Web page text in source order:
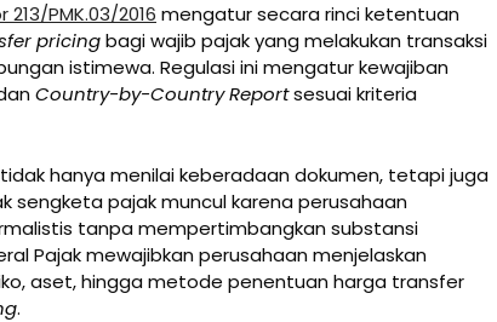
PMK.03/2016 mengatur secara rinci ketentuan
pricingbagi wajib pajak yang melakukan transaksi
istimewa. Regulasi ini mengatur kewajiban
Country-by-Country Reportsesuai kriteria
hanya menilai keberadaan dokumen, tetapi juga
sengketa pajak muncul karena perusahaan
tanpa mempertimbangkan substansi
Pajak mewajibkan perusahaan menjelaskan
aset, hingga metode penentuan harga transfer
.